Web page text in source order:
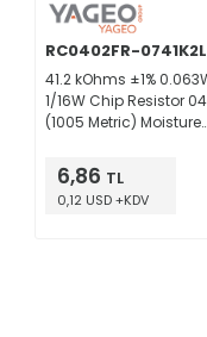
RC0402FR-0741K2L
41.2 kOhms ±1%
1/16W Chip Resistor
(1005 Metric) Moisture
6,86 TL
0,12 USD +KDV